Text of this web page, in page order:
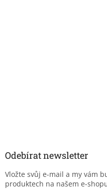
Odebírat newsletter
Vložte svůj e-mail a my vám
produktech na našem e-